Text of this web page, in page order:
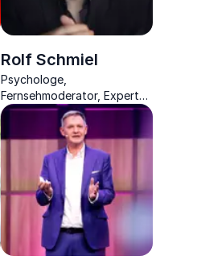
Rolf Schmiel
Psychologe,
Fernsehmoderator, Experte
für Motivation und Autor
über Führung in schwierigen
Zeiten und wie man Glück